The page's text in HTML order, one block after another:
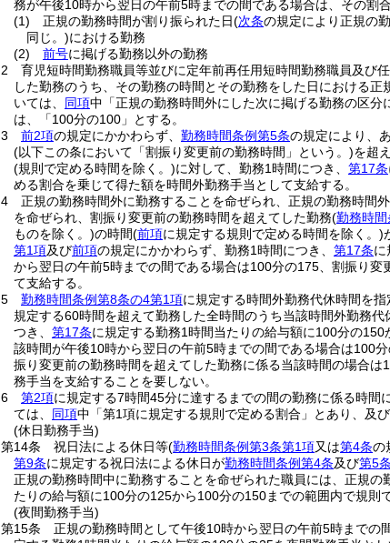
務が午後10時から翌日の午前5時までの間である場合は、その割
(1)
正規の勤務時間が割り振られた日(次条の規定により正規の
同じ。)における勤務
(2)
前号に掲げる勤務以外の勤務
2
育児短時間勤務職員等並びに定年前再任用短時間勤務職員及び
した勤務のうち、その勤務の時間とその勤務をした日における
いては、 同項中「正規の勤務時間外にした次に掲げる勤務の区
は、「100分の100」とする。
3
前2項の規定にかかわらず、 勤務時間条例第5条の規定により、
(以下この条において「割振り変更前の勤務時間」という。)を超
(規則で定める時間を除く。)に対して、勤務1時間につき、 第17条
める割合を乗じて得た額を時間外勤務手当として支給する。
4
正規の勤務時間外に勤務することを命ぜられ、正規の勤務時間
を命ぜられ、割振り変更前の勤務時間を超えてした勤務(勤務時
ものを除く。)の時間(前項に規定する規則で定める時間を除く。)
第1項及び前項の規定にかかわらず、勤務1時間につき、 第17条に
から翌日の午前5時までの間である場合は100分の175、割振り
て支給する。
5
勤務時間条例第8条の4第1項に規定する時間外勤務代休時間を
規定する60時間を超えて勤務した全時間のうち当該時間外勤務
つき、 第17条に規定する勤務1時間当たりの給与額に100分の150
該時間が午後10時から翌日の午前5時までの間である場合は100
振り変更前の勤務時間を超えてした勤務に係る当該時間の場合は
務手当を支給することを要しない。
6
第2項に規定する7時間45分に達するまでの間の勤務に係る時間
ては、 同項中「第1項に規定する規則で定める割合」とあり、及
(休日勤務手当)
第14条
祝日法による休日等(勤務時間条例第3条第1項又は第4条の
第9条に規定する祝日法による休日が勤務時間条例第4条及び第5条
正規の勤務時間中に勤務することを命ぜられた職員には、正規の
たりの給与額に100分の125から100分の150までの範囲内で規則
(夜間勤務手当)
第15条
正規の勤務時間として午後10時から翌日の午前5時までの